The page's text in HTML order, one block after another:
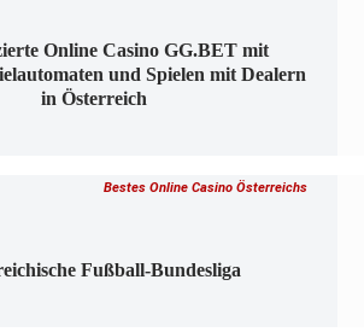
Online Casino GG.BET mit
und Spielen mit Dealern
in Österreich
Bestes Online Casino Österreichs
Fußball-Bundesliga